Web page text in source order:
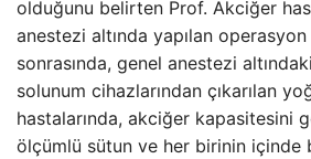
olduğunu belirten Prof. Akciğer
anestezi altında yapılan
sonrasında, genel anestezi
solunum cihazlarından çıkarılan
hastalarında, akciğer kapasitesini
ölçümlü sütun ve her birinin içinde